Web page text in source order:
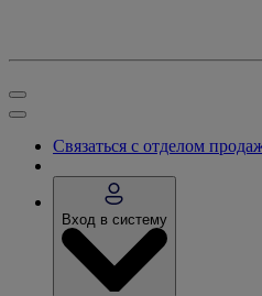
Связаться с отделом
Вход в систему